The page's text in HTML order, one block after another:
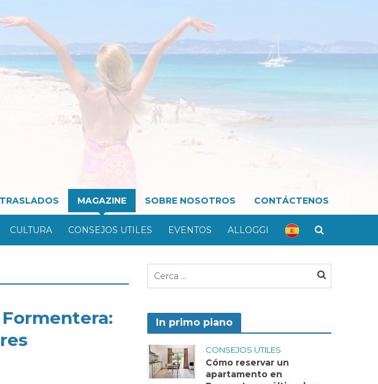
MAGAZINE SOBRE NOSOTROS CONTÁCTENOS
CULTURA CONSEJOS UTILES EVENTOS ALLOGGI
In primo piano
CONSEJOS UTILES
Cómo reservar un
apartamento en